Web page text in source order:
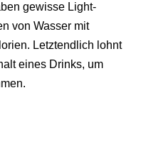
gewisse Light-
von Wasser mit
Letztendlich lohnt
eines Drinks, um